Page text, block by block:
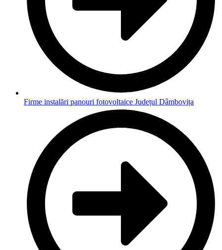
Firme instalări panouri fotovoltaice Județul Dâmbovița